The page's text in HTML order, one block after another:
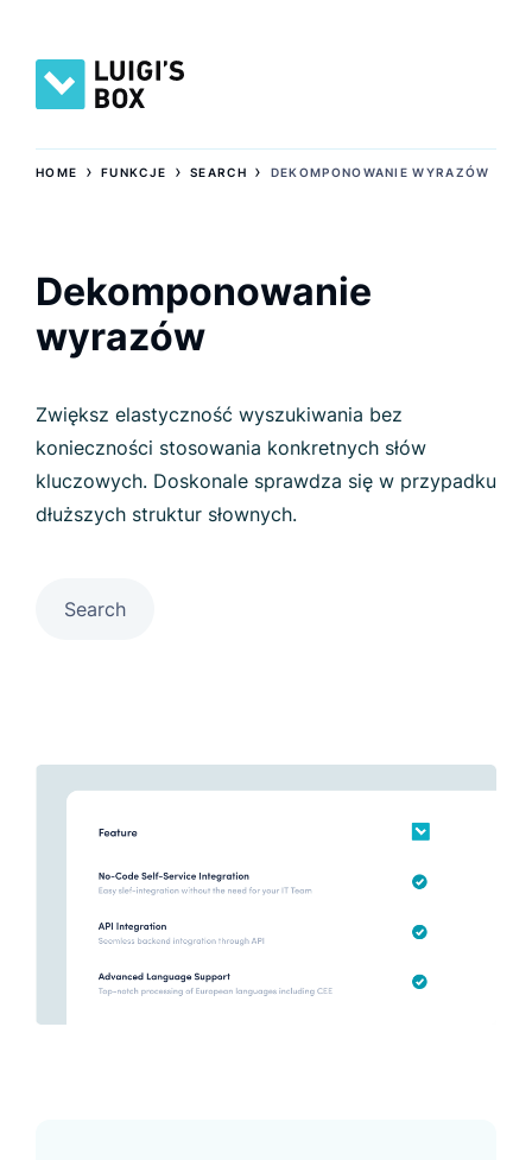
HOME ›FUNKCJE ›SEARCH › DEKOMPONOWANIE WYRAZÓW
Dekomponowanie
wyrazów
Zwiększ elastyczność wyszukiwania bez
konieczności stosowania konkretnych słów
kluczowych. Doskonale sprawdza się w przypadku
dłuższych struktur słownych.
Search